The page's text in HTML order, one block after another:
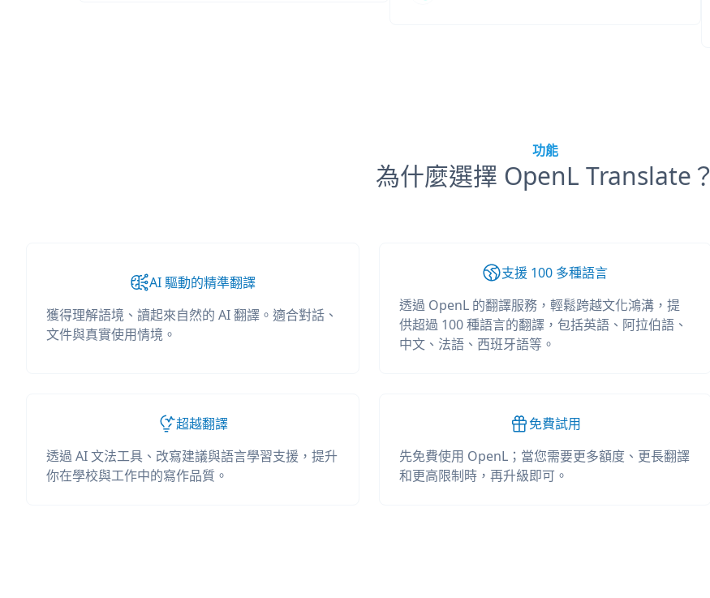
功能
為什麼選擇 OpenL Translate？
AI 驅動的精準翻譯
獲得理解語境、讀起來自然的 AI 翻譯。適合對話、
文件與真實使用情境。
支援 100 多種語言
透過 OpenL 的翻譯服務，輕鬆跨越文化鴻溝，提
供超過 100 種語言的翻譯，包括英語、阿拉伯語、
中文、法語、西班牙語等。
超越翻譯
透過 AI 文法工具、改寫建議與語言學習支援，提升
你在學校與工作中的寫作品質。
免費試用
先免費使用 OpenL；當您需要更多額度、更長翻譯
和更高限制時，再升級即可。